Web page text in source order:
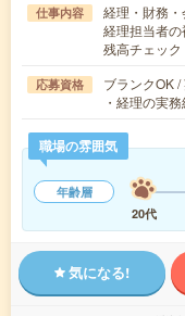
仕事内容
経理・財務
経理担当者の
残高チェッ
応募資格
ブランクOK
・経理の実
職場の雰囲気
年齢層
20代
気になる!